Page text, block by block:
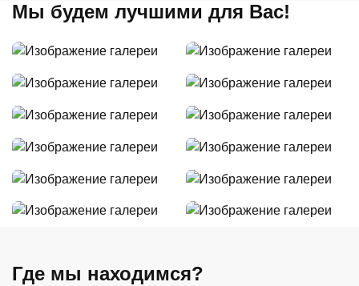
Мы будем лучшими для Вас!
Где мы находимся?